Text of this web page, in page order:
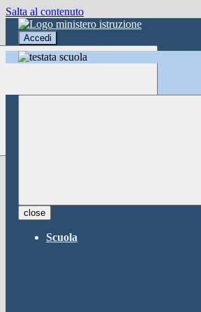
Salta al contenuto
Accedi
Accedi
button close ×
close
Scuola